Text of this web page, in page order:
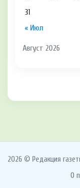
Август 2026
« Июл
31
2026 © Редакция
О